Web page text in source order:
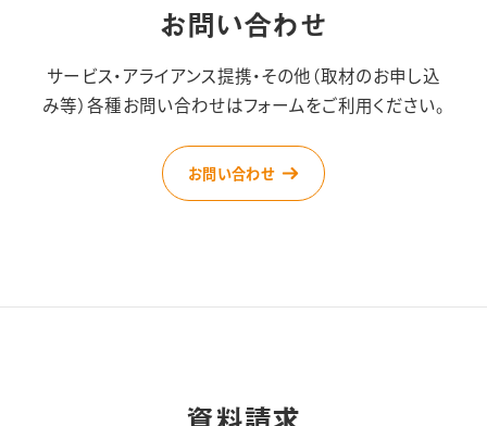
お問い合わせ
サービス・アライアンス提携・その他（取材のお申し込
み等）各種お問い合わせはフォームをご利用ください。
お問い合わせ